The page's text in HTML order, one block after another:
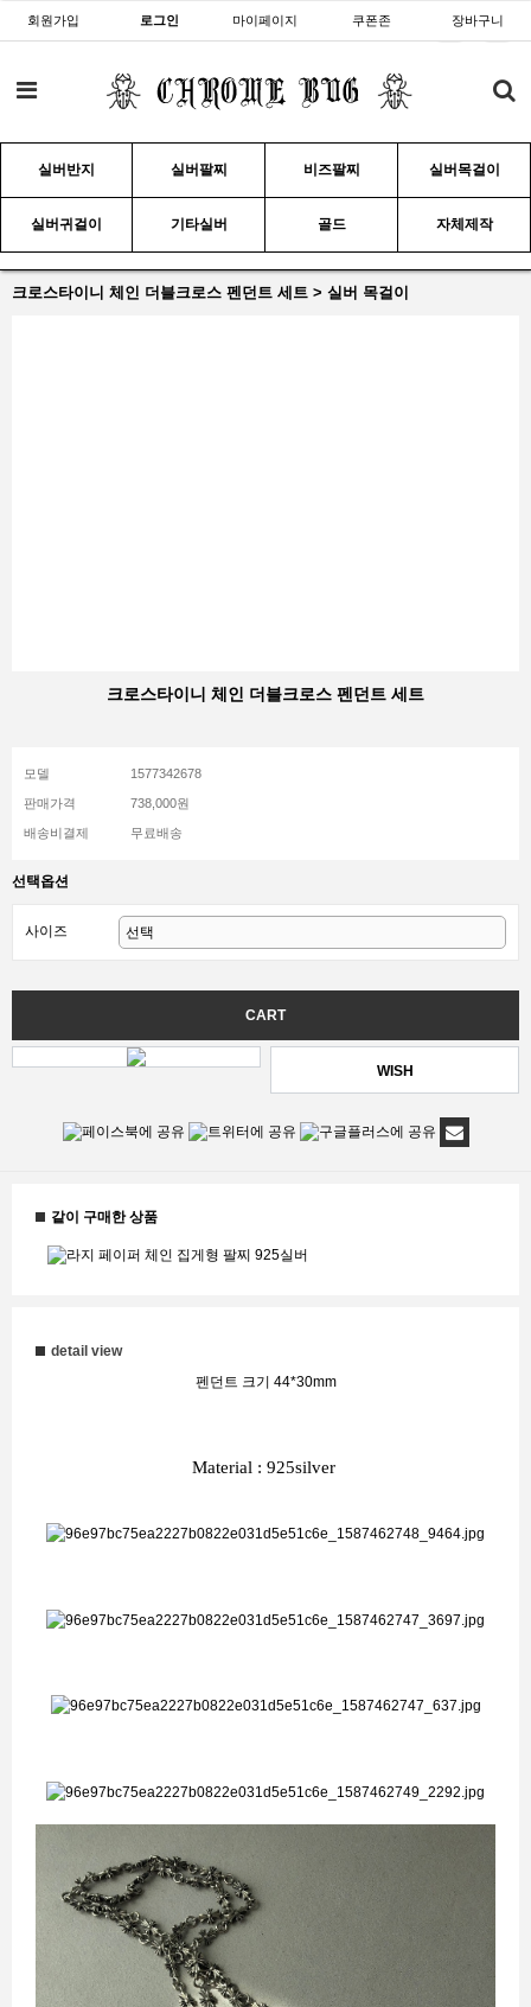
회원가입 로그인 마이페이지 쿠폰존 장바구니
실버반지 실버팔찌 비즈팔찌 실버목걸이
실버귀걸이 기타실버 골드 자체제작
크로스타이니 체인 더블크로스 펜던트 세트 > 실버 목걸이
크로스타이니 체인 더블크로스 펜던트 세트
모델 1577342678
판매가격 738,000원
배송비결제 무료배송
선택옵션
사이즈
WISH
같이 구매한 상품
detail view
펜던트 크기 44*30mm
Material : 925silver